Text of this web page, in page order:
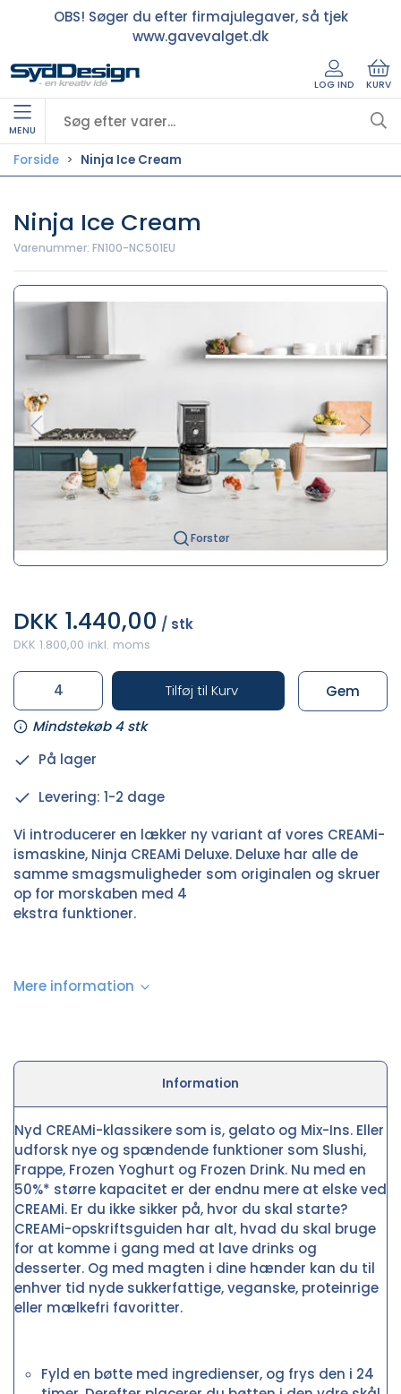
OBS! Søger du efter firmajulegaver, så tjek
www.gavevalget.dk
LOG IND KURV
MENU
Forside Ninja Ice Cream
Ninja Ice Cream
Varenummer: FN100-NC501EU
Forstør
DKK 1.440,00 / stk
DKK 1.800,00 inkl. moms
Tilføj til Kurv
Mindstekøb 4 stk
Gem
På lager
Levering: 1-2 dage
Vi introducerer en lækker ny variant af vores CREAMi-
ismaskine, Ninja CREAMi Deluxe. Deluxe har alle de
samme smagsmuligheder som originalen og skruer
op for morskaben med 4
ekstra funktioner.
Mere information
Information
Nyd CREAMi-klassikere som is, gelato og Mix-Ins. Eller
udforsk nye og spændende funktioner som Slushi,
Frappe, Frozen Yoghurt og Frozen Drink. Nu med en
50%* større kapacitet er der endnu mere at elske ved
CREAMi. Er du ikke sikker på, hvor du skal starte?
CREAMi-opskriftsguiden har alt, hvad du skal bruge
for at komme i gang med at lave drinks og
desserter. Og med magten i dine hænder kan du til
enhver tid nyde sukkerfattige, veganske, proteinrige
eller mælkefri favoritter.
Fyld en bøtte med ingredienser, og frys den i 24